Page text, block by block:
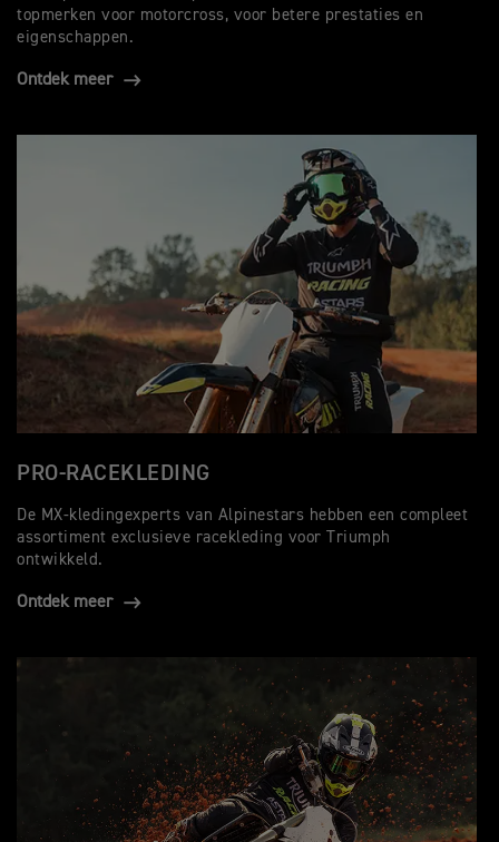
topmerken voor motorcross, voor betere prestaties en
eigenschappen.
Ontdek meer
PRO-RACEKLEDING
De MX-kledingexperts van Alpinestars hebben een compleet
assortiment exclusieve racekleding voor Triumph
ontwikkeld.
Ontdek meer